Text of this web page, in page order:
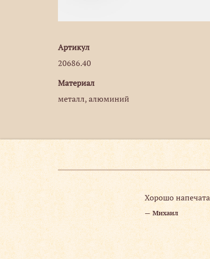
Артикул
20686.40
Материал
металл, алюминий
точно в срок. Хорошо
Михаил